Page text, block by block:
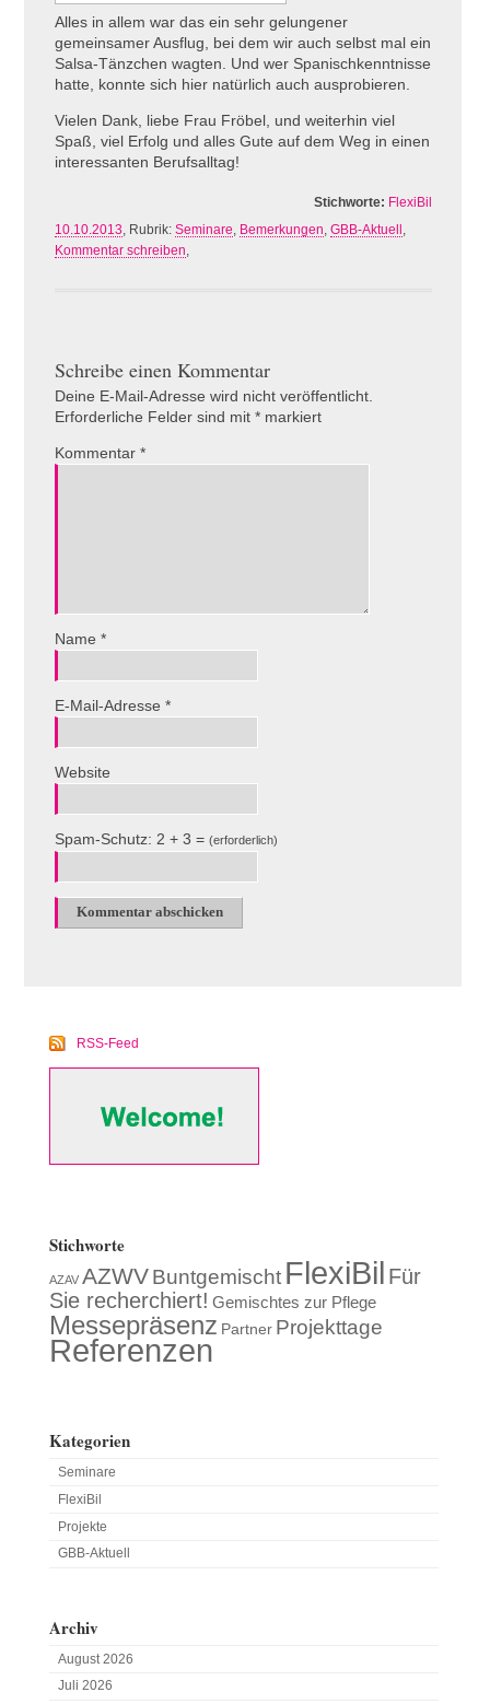
Alles in allem war das ein sehr gelungener
gemeinsamer Ausflug, bei dem wir auch selbst mal ein
Salsa-Tänzchen wagten. Und wer Spanischkenntnisse
hatte, konnte sich hier natürlich auch ausprobieren.
Vielen Dank, liebe Frau Fröbel, und weiterhin viel
Spaß, viel Erfolg und alles Gute auf dem Weg in einen
interessanten Berufsalltag!
Stichworte: FlexiBil
10.10.2013 , Rubrik: Seminare Bemerkungen GBB-Aktuell
Kommentar schreiben
Schreibe einen Kommentar
Deine E-Mail-Adresse wird nicht veröffentlicht.
Erforderliche Felder sind mit *markiert
Kommentar *
Name *
E-Mail-Adresse *
Website
Spam-Schutz: 2 + 3 = (erforderlich)
RSS-Feed
Stichworte
AZAV AZWVBuntgemischt FlexiBil Für
Sie recherchiert! Gemischtes zur Pflege
Messepräsenz Partner Projekttage
Referenzen
Kategorien
Seminare
FlexiBil
Projekte
GBB-Aktuell
Archiv
August 2026
Juli 2026